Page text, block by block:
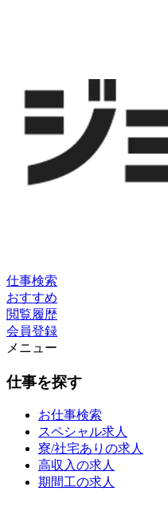
仕事検索
おすすめ
閲覧履歴
会員登録
メニュー
仕事を探す
お仕事検索
スペシャル求人
寮/社宅ありの求人
高収入の求人
期間工の求人